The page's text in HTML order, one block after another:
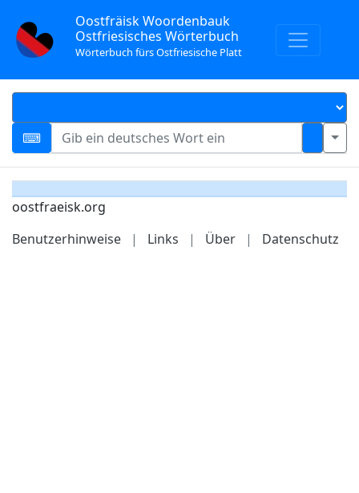
Oostfräisk Woordenbauk
Ostfriesisches Wörterbuch
Wörterbuch fürs Ostfriesische Platt
oostfraeisk.org
Benutzerhinweise
| Links | Über | Datenschutz